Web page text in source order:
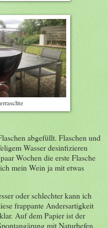
abgefüllt. Flaschen und
Wasser desinfizieren
Wochen die erste Flasche
mein Wein ja mit etwas
oder schlechter kann ich
frappante Andersartigkeit
Auf dem Papier ist der
mit Naturhefen,